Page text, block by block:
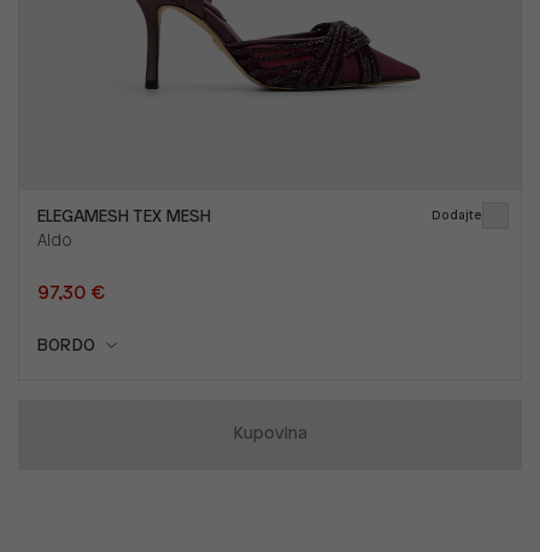
ELEGAMESH TEX MESH
Aldo
97,30 €
BORDO
Dodajte
Kupovina